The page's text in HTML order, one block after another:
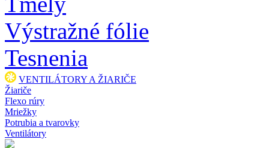
Výstražné fólie
Tesnenia
VENTILÁTORY A ŽIARIČE
Žiariče
Flexo rúry
Mriežky
Potrubia a tvarovky
Ventilátory